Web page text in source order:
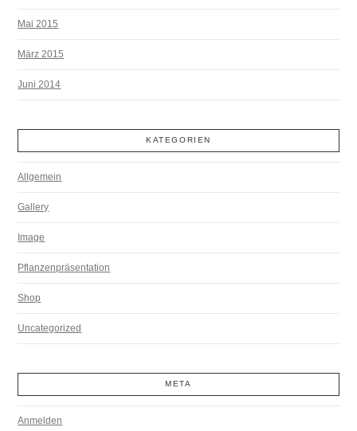
Mai 2015
März 2015
Juni 2014
KATEGORIEN
Allgemein
Gallery
Image
Pflanzenpräsentation
Shop
Uncategorized
META
Anmelden